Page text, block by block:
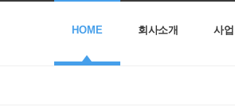
HOME 회사소개 사